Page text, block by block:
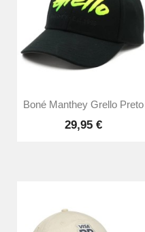
Boné Manthey Grello Preto
29,95 €